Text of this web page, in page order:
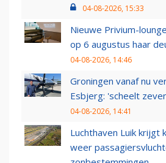
04-08-2026, 15:33
Nieuwe Privium-
op 6 augustus haar
04-08-2026, 14:46
Groningen vanaf nu
Esbjerg: 'scheelt
04-08-2026, 14:41
Luchthaven Luik krijgt
weer